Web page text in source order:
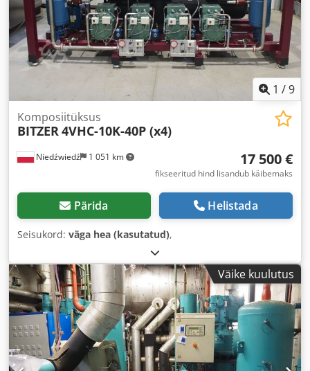
1 /9
Niedźwiedź 1 051 km
Komposiitüksus
BITZER 4VHC-10K-40P (x4)
17 500 €
fikseeritud hind lisandub käibemaks
Pärida Helistada
Seisukord: väga hea (kasutatud),
Väike kuulutus